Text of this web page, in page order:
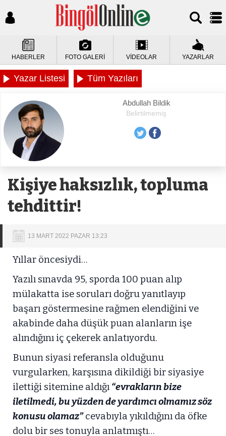
HABERLER FOTO GALERİ VİDEOLAR YAZARLAR
Yazar Listesi Tüm Yazıları
Abdullah Bildik
Belirtilmemiş
Kişiye haksızlık, topluma
tehdittir!
13 MART 2022 PAZAR 13:23
Yıllar öncesiydi…
Yazılı sınavda 95, sporda 100 puan alıp
mülakatta ise soruları doğru yanıtlayıp
başarı göstermesine rağmen elendiğini ve
akabinde daha düşük puan alanların işe
alındığını iç çekerek anlatıyordu.
Bunun siyasi referansla olduğunu
vurgularken, karşısına dikildiği bir siyasiye
ilettiği sitemine aldığı “evrakların bize
iletilmedi, bu yüzden de yardımcı olmamız söz
konusu olamaz”cevabıyla yıkıldığını da öfke
dolu bir ses tonuyla anlatmıştı…